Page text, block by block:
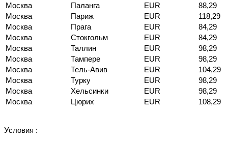
Москва
Паланга EUR
88,29
Москва
Париж EUR
118,29
Москва
Прага EUR
84,29
Москва
Стокгольм EUR
84,29
Москва
Таллин EUR
98,29
Москва
Тампере EUR
98,29
Москва
Тель-Авив EUR
104,29
Москва
Турку EUR
98,29
Москва
Хельсинки EUR
98,29
Москва
Цюрих EUR 108,29
Условия :